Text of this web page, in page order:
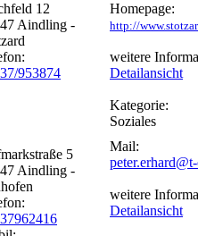
12
Aindling -
953874
Homepage:
http://
weitere
Detailansicht
Kategorie:
Soziales
5
Aindling -
Mail:
weitere
Detailansicht